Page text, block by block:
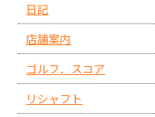
日記
店舗案内
ゴルフ．スコア
リシャフト